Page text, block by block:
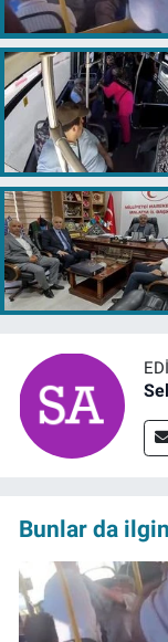
Bunlar da